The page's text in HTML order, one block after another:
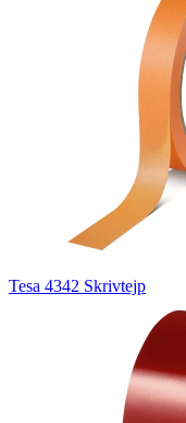
Tesa 4342 Skrivtejp